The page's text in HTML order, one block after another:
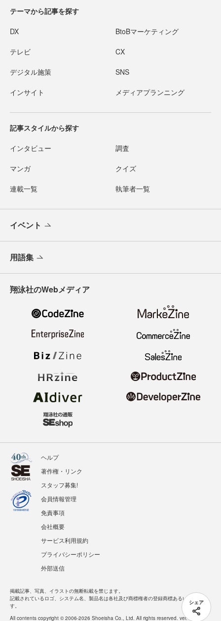
シェア
テーマから記事を探す
DX BtoBマーケティング
テレビ CX
デジタル施策 SNS
インサイト メディアプランニング
記事スタイルから探す
インタビュー 調査
マンガ クイズ
連載一覧 執筆者一覧
イベント
用語集
翔泳社のWebメディア
ヘルプ
著作権・リンク
スタッフ募集!
会員情報管理
免責事項
会社概要
サービス利用規約
プライバシーポリシー
外部送信
掲載記事、写真、イラストの無断転載を禁じます。
記載されているロゴ、システム名、製品名は各社及び商標権者の登録商標あるいは商標で
す。
All contents copyright © 2006-2026 Shoeisha Co., Ltd. All rights reserved. ver.1.5